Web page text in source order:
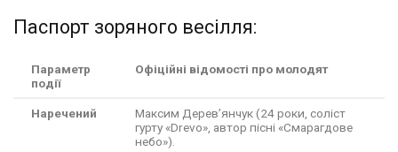
Паспорт зоряного весілля:
Параметр
події
Офіційні відомості про молодят
Наречений
Максим Деревʼянчук (24 роки, соліст
гурту «Drevo», автор пісні «Смарагдове
небо»).